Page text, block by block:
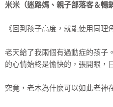
．訂立讀書時間表，不如訂遊戲
．孩子提問時，請他先說以了解
．就算不知答案為何，也不能隨
．與孩子對話時，修正他用詞的
米米（迷路媽、親子部落客＆暢
《回到孩子高度，就能使用同理
老天給了我兩個有過動症的孩子
的心情始終是愉快的，張開眼，
究竟，老木為什麼可以如此老神